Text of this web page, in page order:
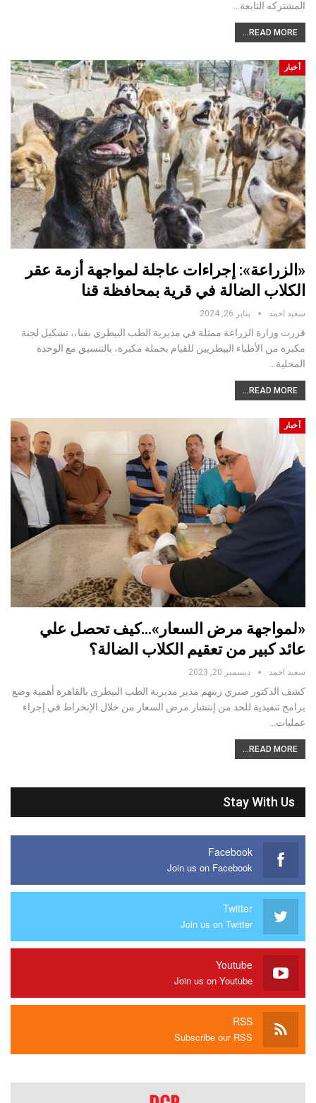
المشتركه التابعة…
READ MORE...
أخبار
«الزراعة»: إجراءات عاجلة لمواجهة أزمة عقر
الكلاب الضالة في قرية بمحافظة قنا
سعيد احمد يناير 26, 2024
قررت وزارة الزراعة ممثلة في مديرية الطب البيطري بقنا،، تشكيل لجنة
مكبرة من الأطباء البيطريين للقيام بحملة مكبرة، بالتنسيق مع الوحدة
المحلية…
READ MORE...
أخبار
«لمواجهة مرض السعار»…كيف تحصل علي
عائد كبير من تعقيم الكلاب الضالة؟
سعيد احمد ديسمبر 20, 2023
كشف الدكتور صبري زينهم مدير مديرية الطب البيطرى بالقاهرة أهمية وضع
برامج تنفيذية للحد من إنتشار مرض السعار من خلال الإنخراط في إجراء
عمليات…
READ MORE...
Stay With Us
Facebook
Join us on Facebook
Twitter
Join us on Twitter
Youtube
Join us on Youtube
RSS
Subscribe our RSS